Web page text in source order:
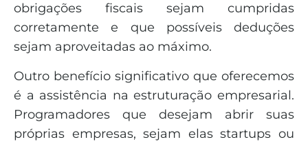
obrigações fiscais sejam cumpridas
corretamente e que possíveis deduções
sejam aproveitadas ao máximo.
Outro benefício significativo que oferecemos
é a assistência na estruturação empresarial.
Programadores que desejam abrir suas
próprias empresas, sejam elas startups ou